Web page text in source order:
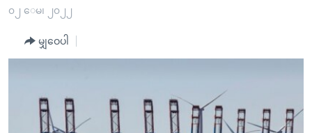
ပင်မ
အစ္စရေး-ပါလက်စတိုင်း
အင်္ဂလိပ်စာလေ့လာမယ်
မကြေးမုံရဲ့ အင်္ဂလိပ်စာ
ရုပ်ရှင်ထဲက အင်္ဂလိပ်စာ
ရေဒီယို
ရေဒီယိုနှင့်ရုပ်သံ အချက်အလက်များ
ရေဒီယို/တီဗွီအစီအစဉ်
၀၂ ေမ၊ ၂၀၂၂
မျှဝေပါ